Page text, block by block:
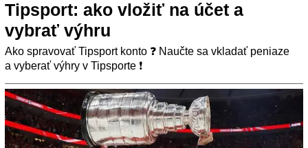
Tipsport: ako vložiť na účet a
vybrať výhru
Ako spravovať Tipsport konto ❓ Naučte sa vkladať peniaze
a vyberať výhry v Tipsporte ❗